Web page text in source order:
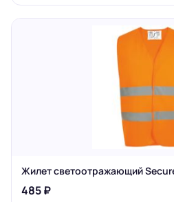
Жилет светоотражающий
485 ₽